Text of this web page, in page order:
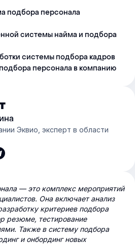
подбора персонала
системы найма и подбора
системы подбора кадров
персонала в компанию
Эквио, эксперт в области
— это комплекс мероприятий
Она включает анализ
критериев подбора
резюме, тестирование
Также в систему подбора
и онбординг новых